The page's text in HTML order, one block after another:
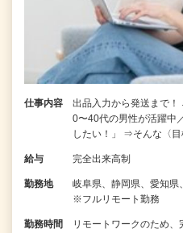
仕事内容
出品入力から発送まで
0〜40代の男性が活躍中
したい！」 ⇒そんな〈
給与 完全出来高制
勤務地
岐阜県、静岡県、愛知
※フルリモート勤務
勤務時間
リモートワークのため